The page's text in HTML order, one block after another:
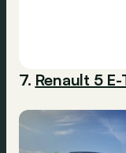
7. Renault 5 E-